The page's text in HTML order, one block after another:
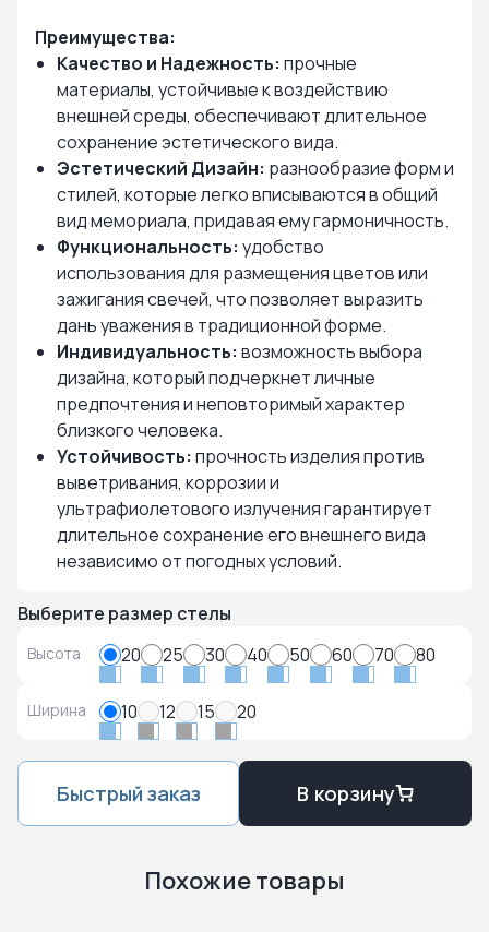
Преимущества:
Качество и Надежность: прочные
материалы, устойчивые к воздействию
внешней среды, обеспечивают длительное
сохранение эстетического вида.
Эстетический Дизайн: разнообразие форм и
стилей, которые легко вписываются в общий
вид мемориала, придавая ему гармоничность.
Функциональность: удобство
использования для размещения цветов или
зажигания свечей, что позволяет выразить
дань уважения в традиционной форме.
Индивидуальность: возможность выбора
дизайна, который подчеркнет личные
предпочтения и неповторимый характер
близкого человека.
Устойчивость: прочность изделия против
выветривания, коррозии и
ультрафиолетового излучения гарантирует
длительное сохранение его внешнего вида
независимо от погодных условий.
Выберите размер стелы
Высота 20 25 30 40 50 60 70 80
Ширина 10 12 15 20
Быстрый заказ В корзину
Похожие товары